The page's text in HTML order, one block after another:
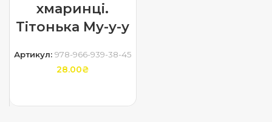
хмаринці.
Тітонька Му-у-у
Артикул: 978-966-939-38-45
28.00₴